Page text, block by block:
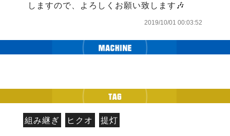
しますので、よろしくお願い致します🎶
2019/10/01 00:03:52
組み継ぎ ヒクオ 提灯